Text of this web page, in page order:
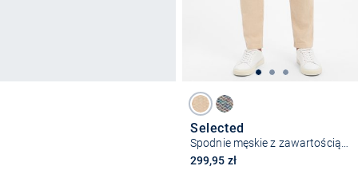
Selected
299,95 zł